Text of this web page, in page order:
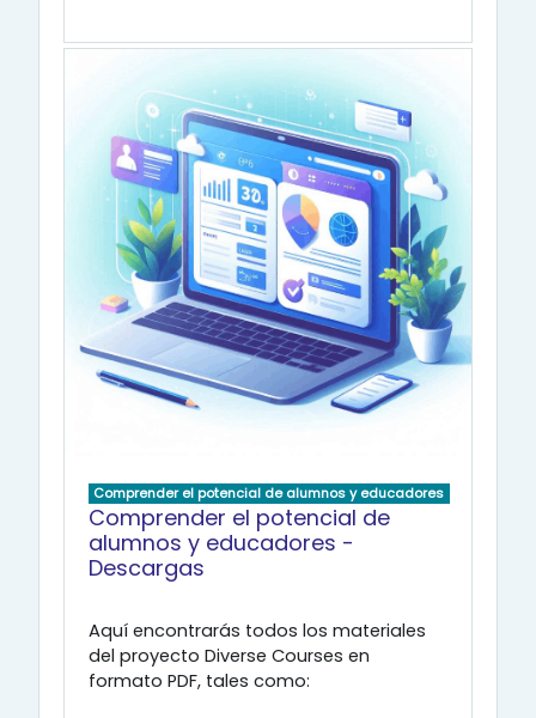
Comprender el potencial de alumnos y educadores
Comprender el potencial de
alumnos y educadores -
Descargas
Aquí encontrarás todos los materiales
del proyecto Diverse Courses en
formato PDF, tales como: